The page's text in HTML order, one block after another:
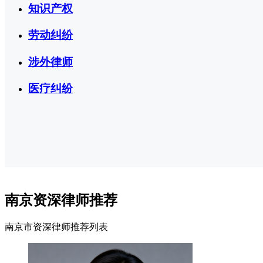
知识产权
劳动纠纷
涉外律师
医疗纠纷
南京资深律师推荐
南京市资深律师推荐列表